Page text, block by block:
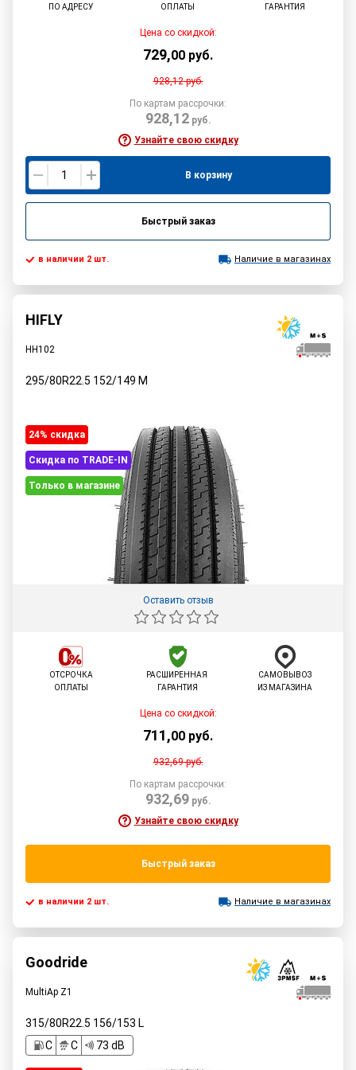
ПО АДРЕСУ
ОПЛАТЫ
ГАРАНТИЯ
Цена со скидкой:
729,00 руб.
928,12руб.
По картам рассрочки:
928,12руб.
Узнайте свою скидку
В корзину
Быстрый заказ
в наличии 2 шт. Наличие в магазинах
HIFLY
HH102
295/80R22.5 152/149 M
24% cкидка
Скидка по TRADE-IN
Только в магазине
Оставить отзыв
ОТСРОЧКА
ОПЛАТЫ
РАСШИРЕННАЯ
ГАРАНТИЯ
САМОВЫВОЗ
ИЗ МАГАЗИНА
Цена со скидкой:
711,00 руб.
932,69руб.
По картам рассрочки:
932,69руб.
Узнайте свою скидку
Быстрый заказ
в наличии 2 шт. Наличие в магазинах
Goodride
MultiAp Z1
315/80R22.5 156/153 L
C
C 73 dB